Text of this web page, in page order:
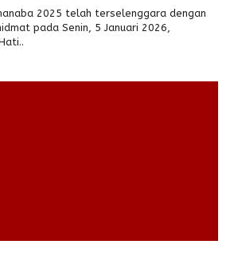
2025 telah terselenggara dengan
pada Senin, 5 Januari 2026,